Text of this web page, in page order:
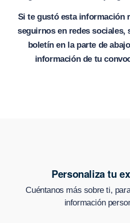
Si te gustó esta información
seguirnos en redes sociales,
boletín en la parte de
información de tu
Personaliza tu
Cuéntanos más sobre ti,
información